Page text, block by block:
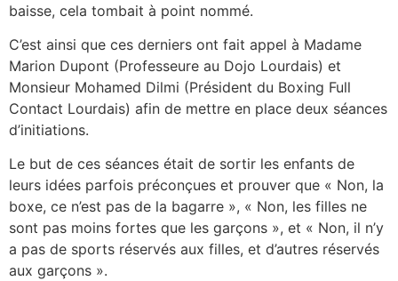
baisse, cela tombait à point nommé.
C’est ainsi que ces derniers ont fait appel à Madame
Marion Dupont (Professeure au Dojo Lourdais) et
Monsieur Mohamed Dilmi (Président du Boxing Full
Contact Lourdais) afin de mettre en place deux séances
d’initiations.
Le but de ces séances était de sortir les enfants de
leurs idées parfois préconçues et prouver que « Non, la
boxe, ce n’est pas de la bagarre », « Non, les filles ne
sont pas moins fortes que les garçons », et « Non, il n’y
a pas de sports réservés aux filles, et d’autres réservés
aux garçons ».